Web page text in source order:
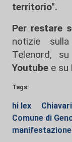
territorio".
Per restare
notizie
Telenord, su
Youtube e su
Tags:
hi lex Chiavari
Comune di
manifestazione